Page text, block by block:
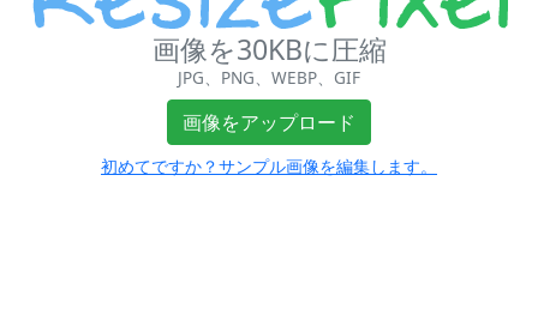
画像を30KBに圧縮
JPG、PNG、WEBP、GIF
画像をアップロード
初めてですか？サンプル画像を編集します。